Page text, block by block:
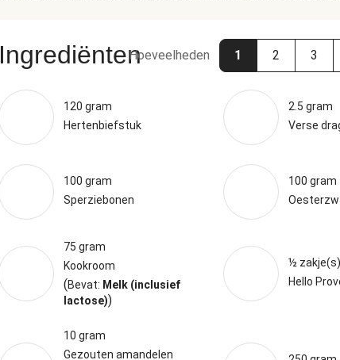
IngrediëntenHoeveelheden 1 2 3
120 gram
Hertenbiefstuk
2.5 gram
Verse
100 gram
Sperziebonen
100 gram
75 gram
Kookroom
(Bevat: Melk (inclusief
lactose))
½ zakje(s)
Hello
10 gram
Gezouten amandelen